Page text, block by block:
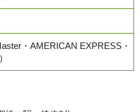
・AMERICAN EXPRESS・